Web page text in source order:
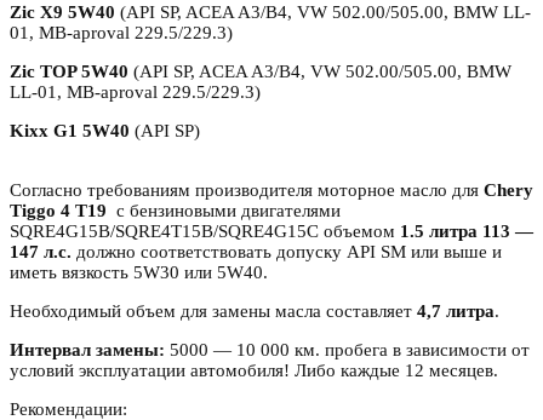
Zic X9 5W40 (API SP, ACEA A3/B4, VW 502.00/505.00, BMW LL-
01, MB-aproval 229.5/229.3)
Zic TOP 5W40 (API SP, ACEA A3/B4, VW 502.00/505.00, BMW
LL-01, MB-aproval 229.5/229.3)
Kixx G1 5W40 (API SP)
Согласно требованиям производителя моторное масло для Chery
Tiggo 4 T19 с бензиновыми двигателями
SQRE4G15B/SQRE4T15B/SQRE4G15C объемом 1.5 литра 113 —
147 л.с. должно соответствовать допуску API SM или выше и
иметь вязкость 5W30 или 5W40.
Необходимый объем для замены масла составляет 4,7 литра.
Интервал замены: 5000 — 10 000 км. пробега в зависимости от
условий эксплуатации автомобиля! Либо каждые 12 месяцев.
Рекомендации: